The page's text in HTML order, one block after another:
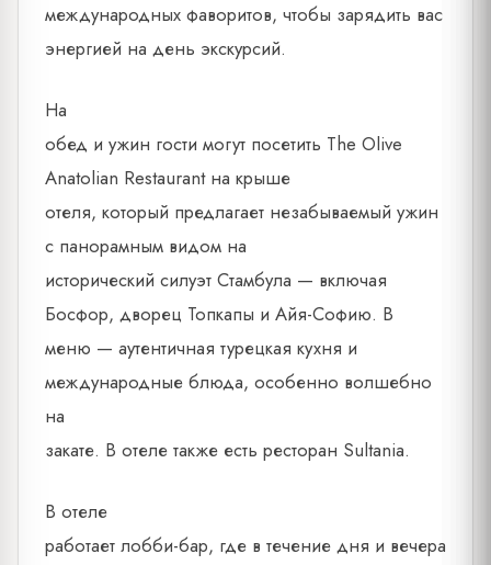
международных фаворитов, чтобы зарядить вас
энергией на день экскурсий.
На
обед и ужин гости могут посетить The Olive
Anatolian Restaurant на крыше
отеля, который предлагает незабываемый ужин
с панорамным видом на
исторический силуэт Стамбула — включая
Босфор, дворец Топкапы и Айя-Софию. В
меню — аутентичная турецкая кухня и
международные блюда, особенно волшебно
на
закате. В отеле также есть ресторан Sultania.
В отеле
работает лобби-бар, где в течение дня и вечера